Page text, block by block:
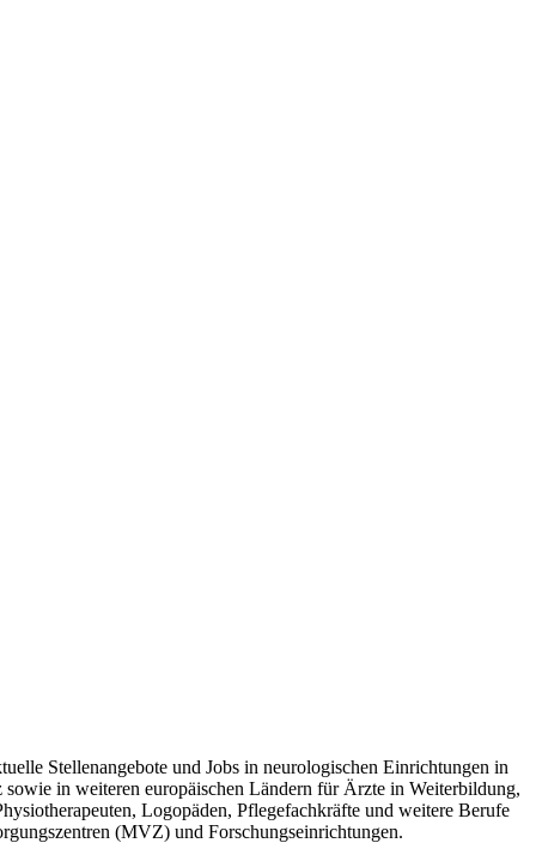
Stellenangebote und Jobs in neurologischen Einrichtungen in
in weiteren europäischen Ländern für Ärzte in Weiterbildung,
Logopäden, Pflegefachkräfte und weitere Berufe
(MVZ) und Forschungseinrichtungen.